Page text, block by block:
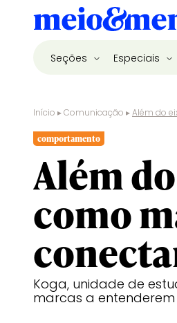
Seções Especiais
Início ▸Comunicação ▸Além do
comportamento
Além
como
Koga, unidade de
marcas a